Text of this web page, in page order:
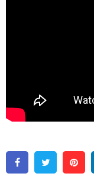
FacebookTwitter